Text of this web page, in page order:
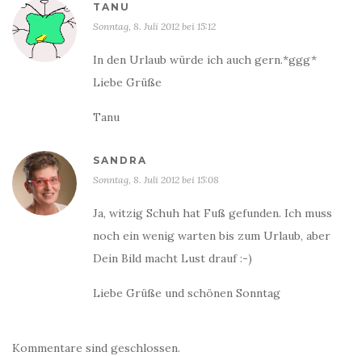
TANU
Sonntag, 8. Juli 2012 bei 15:12
In den Urlaub würde ich auch gern.*ggg*
Liebe Grüße
Tanu
SANDRA
Sonntag, 8. Juli 2012 bei 15:08
Ja, witzig Schuh hat Fuß gefunden. Ich muss
noch ein wenig warten bis zum Urlaub, aber
Dein Bild macht Lust drauf :-)
Liebe Grüße und schönen Sonntag
Kommentare sind geschlossen.